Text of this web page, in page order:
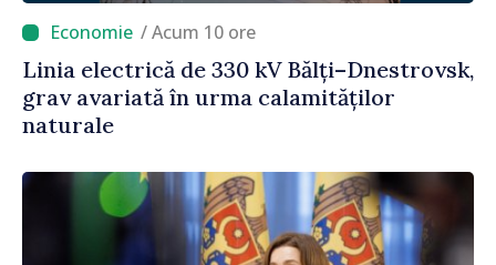
/ Acum 10 ore
Linia electrică de 330 kV Bălți–Dnestrovsk,
grav avariată în urma calamităților
naturale